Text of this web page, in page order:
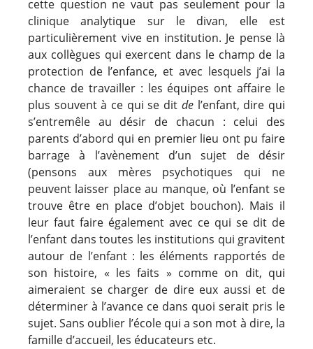
cette question ne vaut pas seulement pour la
clinique analytique sur le divan, elle est
particulièrement vive en institution. Je pense là
aux collègues qui exercent dans le champ de la
protection de l’enfance, et avec lesquels j’ai la
chance de travailler : les équipes ont affaire le
plus souvent à ce qui se dit del’enfant, dire qui
s’entremêle au désir de chacun : celui des
parents d’abord qui en premier lieu ont pu faire
barrage à l’avènement d’un sujet de désir
(pensons aux mères psychotiques qui ne
peuvent laisser place au manque, où l’enfant se
trouve être en place d’objet bouchon). Mais il
leur faut faire également avec ce qui se dit de
l’enfant dans toutes les institutions qui gravitent
autour de l’enfant : les éléments rapportés de
son histoire, « les faits » comme on dit, qui
aimeraient se charger de dire eux aussi et de
déterminer à l’avance ce dans quoi serait pris le
sujet. Sans oublier l’école qui a son mot à dire, la
famille d’accueil, les éducateurs etc.